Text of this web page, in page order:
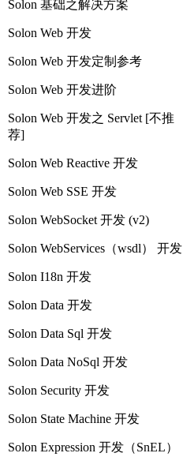
Solon 基础之解决方案
Solon Web 开发
Solon Web 开发定制参考
Solon Web 开发进阶
Solon Web 开发之 Servlet [不推
荐]
Solon Web Reactive 开发
Solon Web SSE 开发
Solon WebSocket 开发 (v2)
Solon WebServices（wsdl） 开发
Solon I18n 开发
Solon Data 开发
Solon Data Sql 开发
Solon Data NoSql 开发
Solon Security 开发
Solon State Machine 开发
Solon Expression 开发（SnEL）